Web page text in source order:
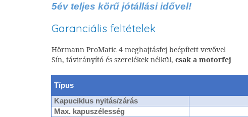
5év teljes körű jótállási idővel!
Garanciális feltételek
Hörmann ProMatic 4 meghajtásfej beépített vevővel
Sín, távirányító és szerelékek nélkül, csak a motorfej
Típus
Kapuciklus nyitás/zárás
Max. kapuszélesség